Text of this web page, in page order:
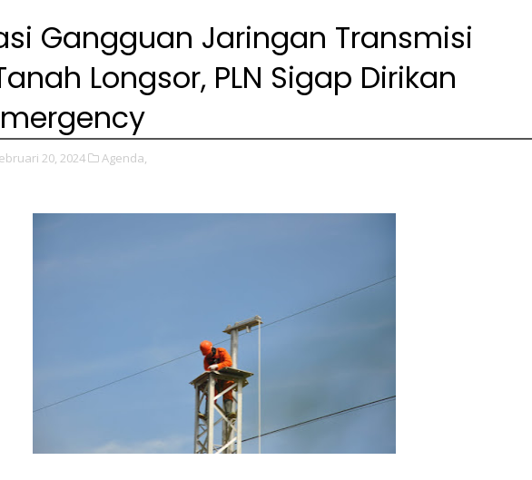
Gangguan Jaringan Transmisi
Longsor, PLN Sigap Dirikan
20, 2024 Agenda,